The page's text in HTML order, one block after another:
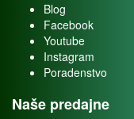
Blog
Facebook
Youtube
Instagram
Poradenstvo
Naše predajne